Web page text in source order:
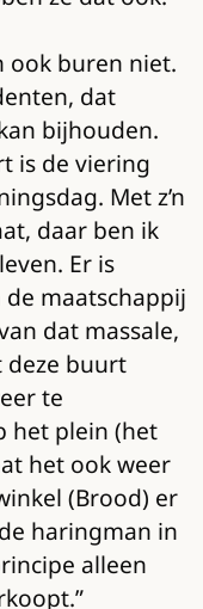
ook buren niet.
dat
bijhouden.
is de viering
Met z’n
daar ben ik
Er is
maatschappij
dat massale,
deze buurt
te
het plein (het
het ook weer
(Brood) er
haringman in
alleen